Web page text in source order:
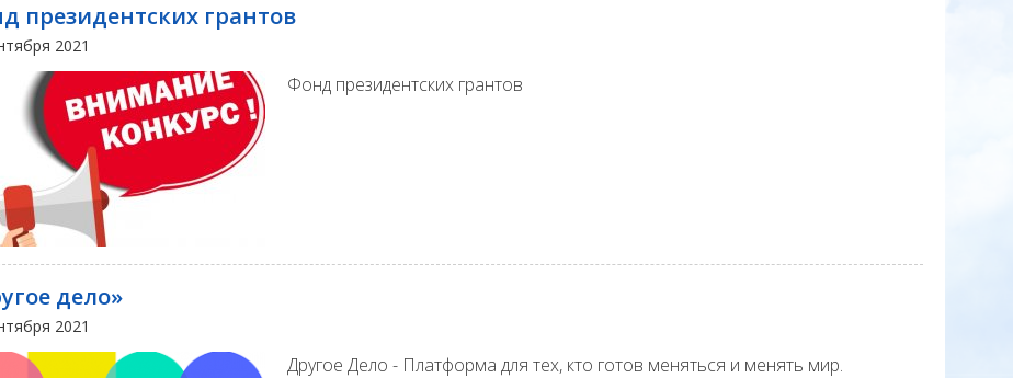
президентских грантов
2021
Фонд президентских грантов
дело»
2021
Другое Дело - Платформа для тех, кто готов меняться и менять мир.